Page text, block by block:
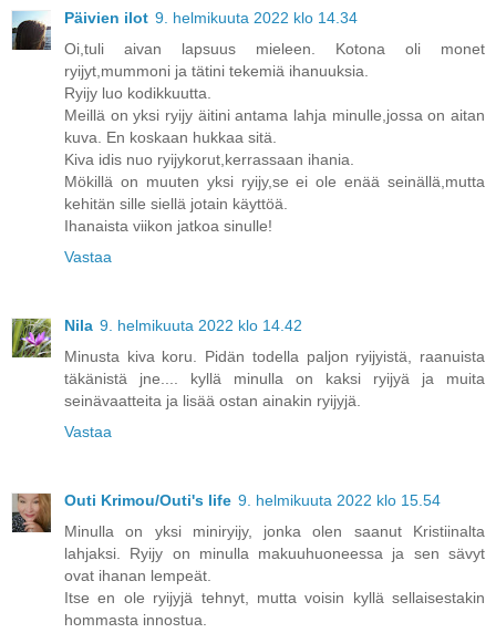
Päivien ilot 9. helmikuuta 2022 klo 14.34
Oi,tuli aivan lapsuus mieleen. Kotona oli monet
ryijyt,mummoni ja tätini tekemiä ihanuuksia.
Ryijy luo kodikkuutta.
Meillä on yksi ryijy äitini antama lahja minulle,jossa on aitan
kuva. En koskaan hukkaa sitä.
Kiva idis nuo ryijykorut,kerrassaan ihania.
Mökillä on muuten yksi ryijy,se ei ole enää seinällä,mutta
kehitän sille siellä jotain käyttöä.
Ihanaista viikon jatkoa sinulle!
Vastaa
Nila 9. helmikuuta 2022 klo 14.42
Minusta kiva koru. Pidän todella paljon ryijyistä, raanuista
täkänistä jne.... kyllä minulla on kaksi ryijyä ja muita
seinävaatteita ja lisää ostan ainakin ryijyjä.
Vastaa
Outi Krimou/Outi's life 9. helmikuuta 2022 klo 15.54
Minulla on yksi miniryijy, jonka olen saanut Kristiinalta
lahjaksi. Ryijy on minulla makuuhuoneessa ja sen sävyt
ovat ihanan lempeät.
Itse en ole ryijyjä tehnyt, mutta voisin kyllä sellaisestakin
hommasta innostua.